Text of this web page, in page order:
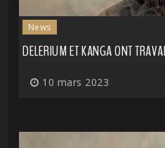
News
DELERIUM ET KANGA ONT
10 mars 2023